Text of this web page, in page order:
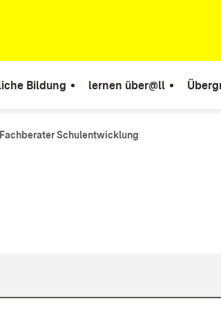
Bildung lernen über@ll
Schulentwicklung